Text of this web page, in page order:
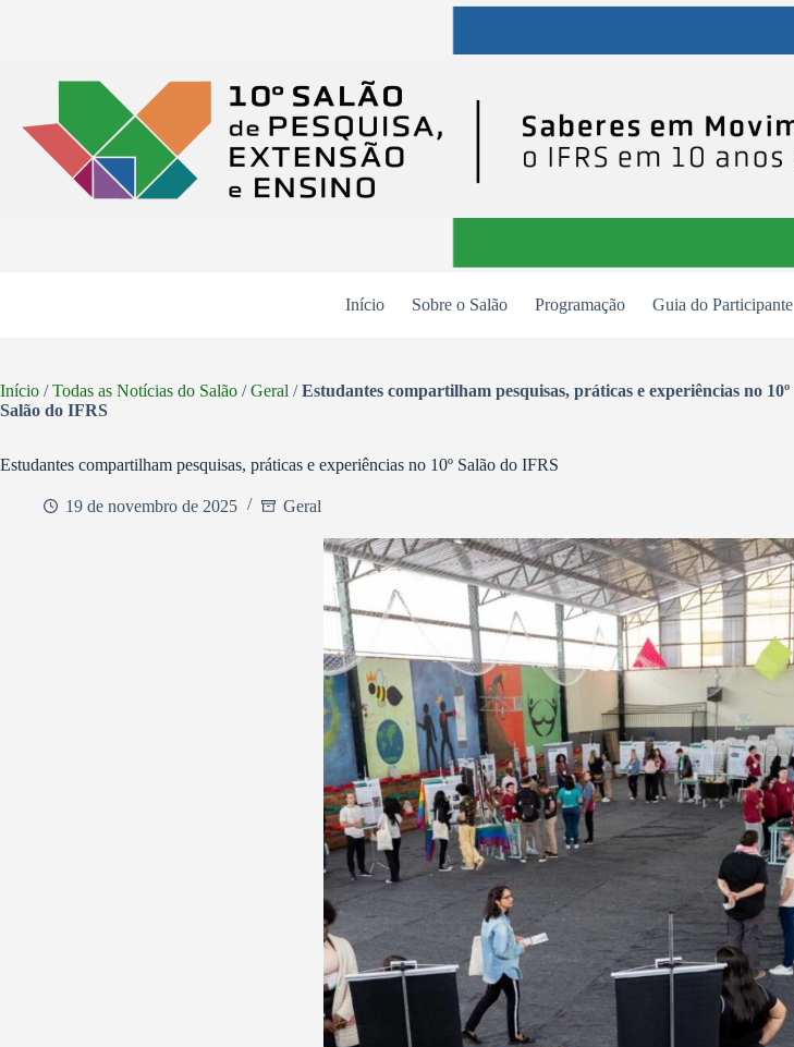
Início Sobre o Salão Programação Guia do Participante
Início /Todas as Notícias do Salão /Geral /Estudantes compartilham pesquisas, práticas e experiências no 10º
Salão do IFRS
Estudantes compartilham pesquisas, práticas e experiências no 10º Salão do IFRS
19 de novembro de 2025 Geral